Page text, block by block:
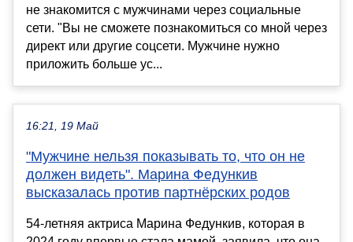
не знакомится с мужчинами через социальные
сети. "Вы не сможете познакомиться со мной через
директ или другие соцсети. Мужчине нужно
приложить больше ус...
16:21, 19 Май
"Мужчине нельзя показывать то, что он не
должен видеть". Марина Федункив
высказалась против партнёрских родов
54-летняя актриса Марина Федункив, которая в